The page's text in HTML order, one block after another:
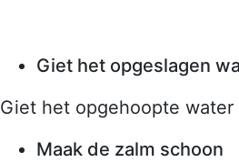
Giet het opgeslagen
Giet het opgehoopte
Maak de zalm schoon